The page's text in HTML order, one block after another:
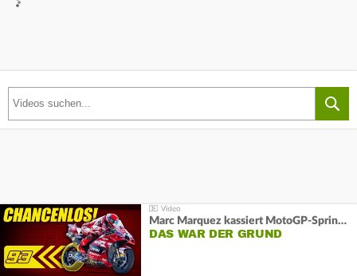
Marc Marquez kassiert MotoGP-Sprint-Schlappe:
DAS WAR DER GRUND